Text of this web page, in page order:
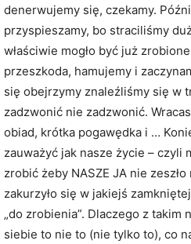
denerwujemy się, czekamy.
przyspieszamy, bo straciliśmy
właściwie mogło być już
przeszkoda, hamujemy i
się obejrzymy znaleźliśmy się w
zadzwonić nie zadzwonić.
obiad, krótka pogawędka i …
zauważyć jak nasze życie – czyli
zrobić żeby NASZE JA nie
zakurzyło się w jakiejś
„do zrobienia”. Dlaczego z takim
siebie to nie to (nie tylko to), co